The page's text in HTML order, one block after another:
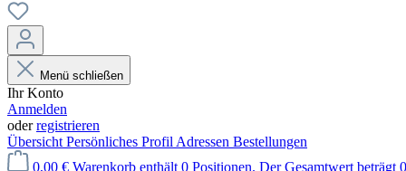
Menü schließen
Ihr Konto
Anmelden
oderregistrieren
Übersicht Persönliches Profil Adressen Bestellungen
0,00 € Warenkorb enthält 0 Positionen. Der Gesamtwert beträgt